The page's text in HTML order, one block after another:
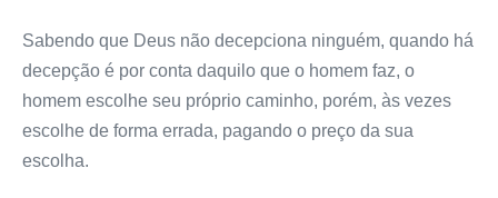
Sabendo que Deus não decepciona ninguém, quando há
decepção é por conta daquilo que o homem faz, o
homem escolhe seu próprio caminho, porém, às vezes
escolhe de forma errada, pagando o preço da sua
escolha.